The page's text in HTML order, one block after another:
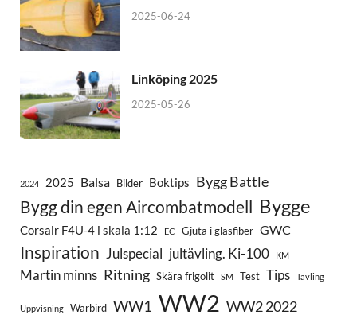
2025-06-24
Linköping 2025
2025-05-26
2024 2025 Balsa Bilder Boktips Bygg Battle
Bygg din egen Aircombatmodell Bygge
Corsair F4U-4 i skala 1:12 EC Gjuta i glasfiber GWC
Inspiration Julspecial jultävling. Ki-100 KM
Martin minns Ritning Skära frigolit SM Test Tips Tävling
Uppvisning Warbird WW1 WW2 WW2 2022